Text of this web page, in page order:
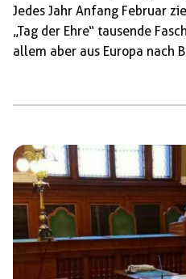
Jedes Jahr Anfang Februar
„Tag der Ehre“ tausende
allem aber aus Europa nach
und SS-Einheiten, kurz bevor
befreite. An dem
aufgrund der Wanderung in
Nazis in Militärkleidung,
Wehrmacht oder SS, überall